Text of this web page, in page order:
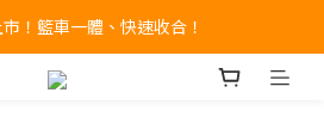
中大型寵物推車熱賣中🔥
器！舒適、安全、好收！